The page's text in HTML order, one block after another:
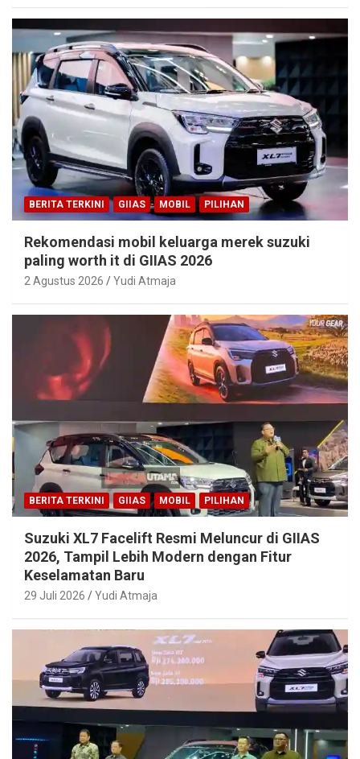
BERITA TERKINI GIIAS MOBIL PILIHAN
Rekomendasi mobil keluarga merek suzuki
paling worth it di GIIAS 2026
2 Agustus 2026 Yudi Atmaja
BERITA TERKINI GIIAS MOBIL PILIHAN
Suzuki XL7 Facelift Resmi Meluncur di GIIAS
2026, Tampil Lebih Modern dengan Fitur
Keselamatan Baru
29 Juli 2026 Yudi Atmaja